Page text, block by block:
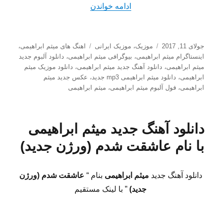
ادامه خواندن
ارسال
شده
در
جولای 11, 2017 دسته‌ها
موزیک، موزیک ایرانی برچسب‌ها
اهنگ های میثم ابراهیمی،
اینستاگرام میثم ابراهیمی، بیوگرافی میثم ابراهیمی، دانلود آلبوم جدید
میثم ابراهیمی، دانلود آهنگ جدید میثم ابراهیمی، دانلود موزیک میثم
ابراهیمی، دانلود میثم ابراهیمی mp3 جدید ، عکس جدید میثم
ابراهیمی،فول آلبوم میثم ابراهیمی، میثم ابراهیمی
دانلود آهنگ جدید میثم ابراهیمی
با نام عاشقت شدم (ورژن جدید)
دانلود آهنگ جدید میثم ابراهیمی بنام “ عاشقت شدم (ورژن
جدید) ” با لینک مستقیم